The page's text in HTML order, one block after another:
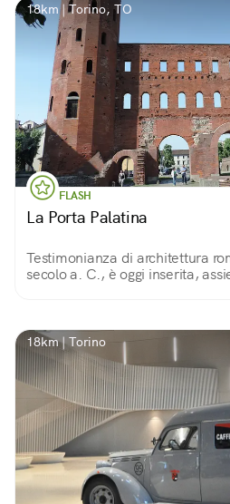
18km | Torino, TO
FLASH
La Porta Palatina
Testimonianza di architettura
secolo a. C., è oggi inserita,
18km | Torino